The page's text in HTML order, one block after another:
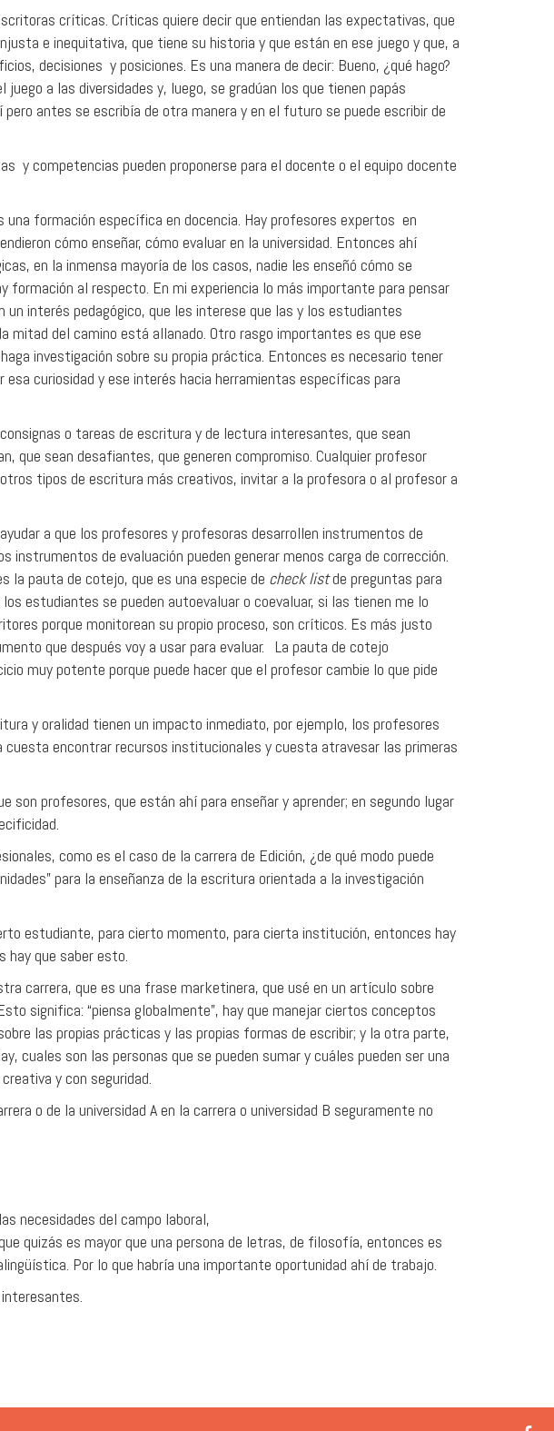
críticas. Críticas quiere decir que entiendan las expectativas, que
e inequitativa, que tiene su historia y que están en ese juego y que, a
decisiones y posiciones. Es una manera de decir: Bueno, ¿qué hago?
a las diversidades y, luego, se gradúan los que tienen papás
antes se escribía de otra manera y en el futuro se puede escribir de
y competencias pueden proponerse para el docente o el equipo docente
formación específica en docencia. Hay profesores expertos en
cómo enseñar, cómo evaluar en la universidad. Entonces ahí
en la inmensa mayoría de los casos, nadie les enseñó cómo se
al respecto. En mi experiencia lo más importante para pensar
interés pedagógico, que les interese que las y los estudiantes
del camino está allanado. Otro rasgo importantes es que ese
investigación sobre su propia práctica. Entonces es necesario tener
curiosidad y ese interés hacia herramientas específicas para
o tareas de escritura y de lectura interesantes, que sean
que sean desafiantes, que generen compromiso. Cualquier profesor
tipos de escritura más creativos, invitar a la profesora o al profesor a
a que los profesores y profesoras desarrollen instrumentos de
de evaluación pueden generar menos carga de corrección.
la pauta de cotejo, que es una especie de check listde preguntas para
estudiantes se pueden autoevaluar o coevaluar, si las tienen me lo
porque monitorean su propio proceso, son críticos. Es más justo
que después voy a usar para evaluar. La pauta de cotejo
muy potente porque puede hacer que el profesor cambie lo que pide
y oralidad tienen un impacto inmediato, por ejemplo, los profesores
encontrar recursos institucionales y cuesta atravesar las primeras
profesores, que están ahí para enseñar y aprender; en segundo lugar
como es el caso de la carrera de Edición, ¿de qué modo puede
para la enseñanza de la escritura orientada a la investigación
estudiante, para cierto momento, para cierta institución, entonces hay
hay que saber esto.
carrera, que es una frase marketinera, que usé en un artículo sobre
significa: “piensa globalmente”, hay que manejar ciertos conceptos
las propias prácticas y las propias formas de escribir; y la otra parte,
cuales son las personas que se pueden sumar y cuáles pueden ser una
y con seguridad.
o de la universidad A en la carrera o universidad B seguramente no
necesidades del campo laboral,
quizás es mayor que una persona de letras, de filosofía, entonces es
Por lo que habría una importante oportunidad ahí de trabajo.